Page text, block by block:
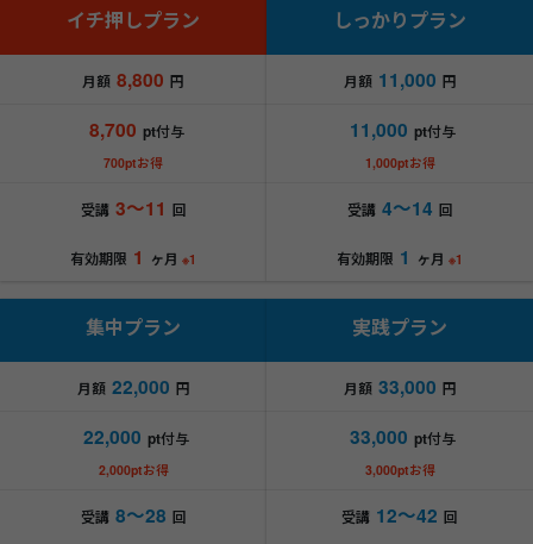
イチ押しプラン
月額 8,800 円
8,700 pt付与
700ptお得
受講 3～11 回
有効期限 1 ヶ月 ※1
しっかりプラン
月額 11,000 円
11,000 pt付与
1,000ptお得
受講 4～14 回
有効期限 1 ヶ月 ※1
集中プラン
月額 22,000 円
22,000 pt付与
2,000ptお得
受講 8～28 回
実践プラン
月額 33,000 円
33,000 pt付与
3,000ptお得
受講 12～42 回